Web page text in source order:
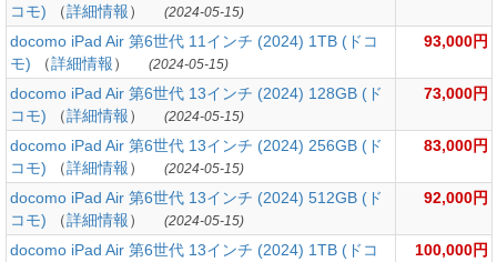
コモ)
（詳細情報） (2024-05-15)
docomo iPad Air 第6世代 11インチ (2024) 1TB (ドコ
モ)
（詳細情報） (2024-05-15)
93,000円
docomo iPad Air 第6世代 13インチ (2024) 128GB (ド
コモ)
（詳細情報） (2024-05-15)
73,000円
docomo iPad Air 第6世代 13インチ (2024) 256GB (ド
コモ)
（詳細情報） (2024-05-15)
83,000円
docomo iPad Air 第6世代 13インチ (2024) 512GB (ド
コモ)
（詳細情報） (2024-05-15)
92,000円
docomo iPad Air 第6世代 13インチ (2024) 1TB (ドコ
100,000円